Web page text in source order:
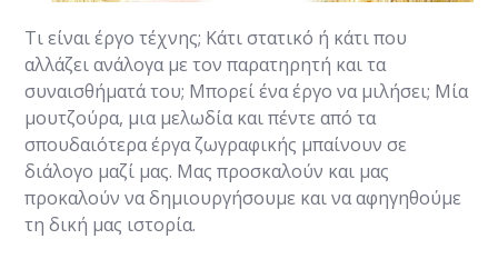
Τι είναι έργο τέχνης; Κάτι στατικό ή κάτι που
αλλάζει ανάλογα με τον παρατηρητή και τα
συναισθήματά του; Μπορεί ένα έργο να μιλήσει; Μία
μουτζούρα, μια μελωδία και πέντε από τα
σπουδαιότερα έργα ζωγραφικής μπαίνουν σε
διάλογο μαζί μας. Μας προσκαλούν και μας
προκαλούν να δημιουργήσουμε και να αφηγηθούμε
τη δική μας ιστορία.